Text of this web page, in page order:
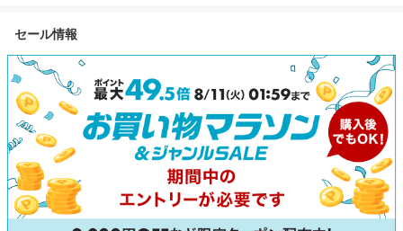
レゼント 全5色×2サイズ プレ
セール情報